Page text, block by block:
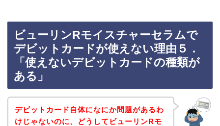
ビューリンRモイスチャーセラムで
デビットカードが使えない理由５．
「使えないデビットカードの種類が
ある」
デビットカード自体になにか問題があるわ
けじゃないのに、どうしてビューリンRモ